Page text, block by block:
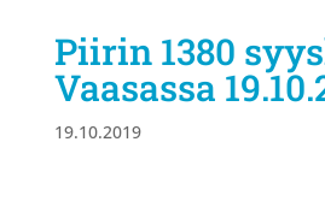
Piirin 1380
Vaasassa
19.10.2019